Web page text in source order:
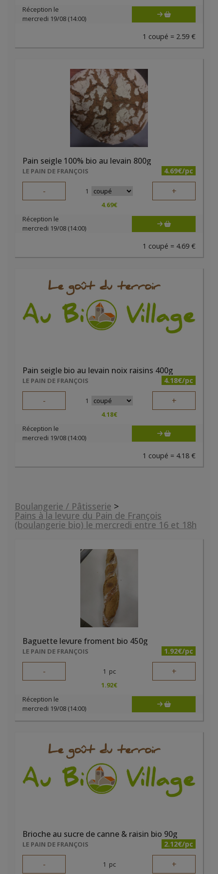
Réception le
mercredi 19/08 (14:00)
1 coupé = 2.59 €
Pain seigle 100% bio au levain 800g
LE PAIN DE FRANÇOIS 4.69€/pc
- 1 +
4.69€
Réception le
mercredi 19/08 (14:00)
1 coupé = 4.69 €
Pain seigle bio au levain noix raisins 400g
LE PAIN DE FRANÇOIS 4.18€/pc
- 1 +
4.18€
Réception le
mercredi 19/08 (14:00)
1 coupé = 4.18 €
Boulangerie / Pâtisserie >
Pains à la levure du Pain de François
(boulangerie bio) le mercredi entre 16 et 18h
Baguette levure froment bio 450g
LE PAIN DE FRANÇOIS 1.92€/pc
- 1 pc +
1.92€
Réception le
mercredi 19/08 (14:00)
Brioche au sucre de canne & raisin bio 90g
LE PAIN DE FRANÇOIS 2.12€/pc
- 1 pc +